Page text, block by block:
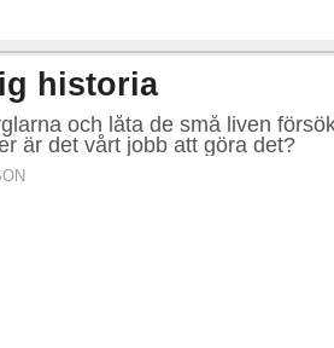
historia
och låta de små liven
är det vårt jobb att göra det?